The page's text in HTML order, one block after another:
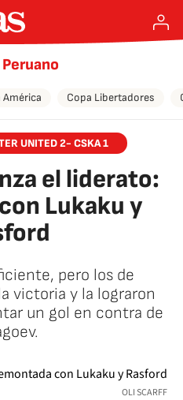
América Copa Libertadores
UNITED 2- CSKA 1
el liderato:
Lukaku y
pero los de
victoria y la lograron
un gol en contra de
OLI SCARFF